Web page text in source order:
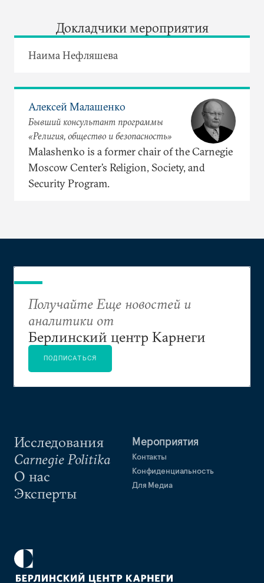
Докладчики мероприятия
Наима Нефляшева
Алексей Малашенко
Бывший консультант программы
«Религия, общество и безопасность»
Malashenko is a former chair of the Carnegie
Moscow Center’s Religion, Society, and
Security Program.
Исследования
Carnegie Politika
О нас
Эксперты
Мероприятия
Контакты
Конфиденциальность
Для Медиа
Получайте Еще новостей и
аналитики от
Берлинский центр Карнеги
ПОДПИСАТЬСЯ